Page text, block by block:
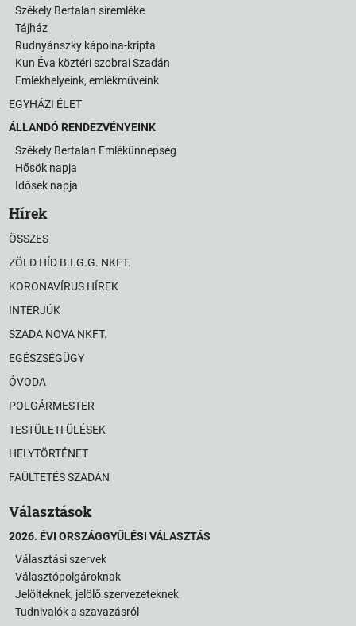
Székely Bertalan síremléke
Tájház
Rudnyánszky kápolna-kripta
Kun Éva köztéri szobrai Szadán
Emlékhelyeink, emlékműveink
EGYHÁZI ÉLET
ÁLLANDÓ RENDEZVÉNYEINK
Székely Bertalan Emlékünnepség
Hősök napja
Idősek napja
Hírek
ÖSSZES
ZÖLD HÍD B.I.G.G. NKFT.
KORONAVÍRUS HÍREK
INTERJÚK
SZADA NOVA NKFT.
EGÉSZSÉGÜGY
ÓVODA
POLGÁRMESTER
TESTÜLETI ÜLÉSEK
HELYTÖRTÉNET
FAÜLTETÉS SZADÁN
Választások
2026. ÉVI ORSZÁGGYŰLÉSI VÁLASZTÁS
Választási szervek
Választópolgároknak
Jelölteknek, jelölő szervezeteknek
Tudnivalók a szavazásról